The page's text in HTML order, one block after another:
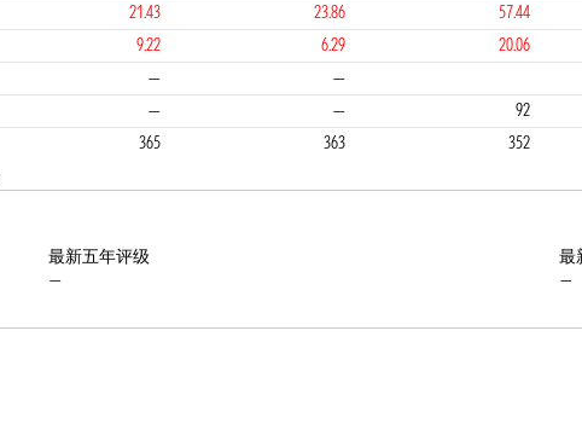
21.43 23.86 57.44
9.22 6.29 20.06
— —
4 4
— — 92
365 363 352
最新五年评级
—
最
—